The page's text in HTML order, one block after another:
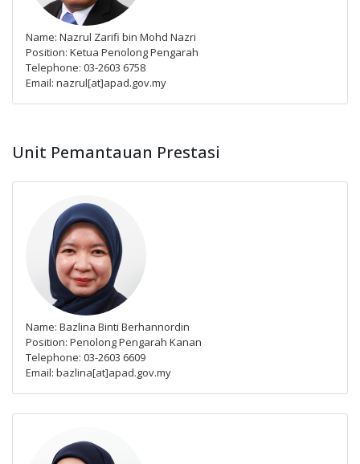
Name: Nazrul Zarifi bin Mohd Nazri
Position: Ketua Penolong Pengarah
Telephone: 03-2603 6758
Email: nazrul[at]apad.gov.my
Unit Pemantauan Prestasi
Name: Bazlina Binti Berhannordin
Position: Penolong Pengarah Kanan
Telephone: 03-2603 6609
Email: bazlina[at]apad.gov.my